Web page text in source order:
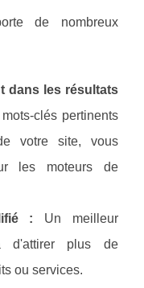
de nombreux
dans les résultats
clés pertinents
votre site, vous
les moteurs de
: Un meilleur
d'attirer plus de
ou services.